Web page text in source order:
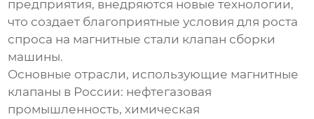
предприятия, внедряются новые технологии,
что создает благоприятные условия для роста
спроса на магнитные стали клапан сборки
машины.
Основные отрасли, использующие магнитные
клапаны в России: нефтегазовая
промышленность, химическая